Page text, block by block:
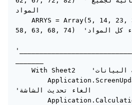
المواد
    ARRYS = Array(5, 14, 23, 32, 41, 52, 53,
58, 63, 68, 74)  'اعمدة اسماء كل المواد
    With Sheet2    'اسم شيت البيانات
        Application.ScreenUpdating = False
'الغاء تحديث الشاشة
        Application.Calculation = xlManual    '